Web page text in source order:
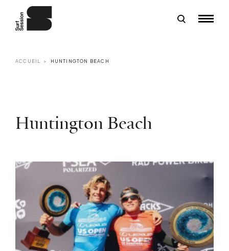
ACCUEIL HUNTINGTON BEACH
Huntington Beach